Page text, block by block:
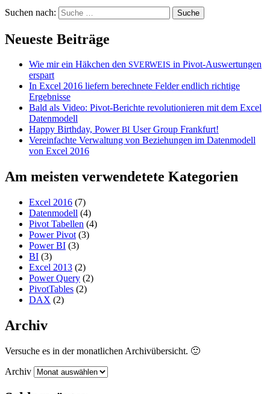
Suchen nach:
Neueste Beiträge
Wie mir ein Häkchen den SVERWEIS in Pivot-Auswertungen
erspart
In Excel 2016 liefern berechnete Felder endlich richtige
Ergebnisse
Bald als Video: Pivot-Berichte revolutionieren mit dem Excel
Datenmodell
Happy Birthday, PowerBI User Group Frankfurt!
Vereinfachte Verwaltung von Beziehungen im Datenmodell
von Excel 2016
Am meisten verwendetete Kategorien
Excel 2016 (7)
Datenmodell (4)
Pivot Tabellen (4)
Power Pivot (3)
Power BI (3)
BI (3)
Excel 2013 (2)
Power Query (2)
PivotTables (2)
DAX (2)
Archiv
Versuche es in der monatlichen Archivübersicht. 🙂
Archiv